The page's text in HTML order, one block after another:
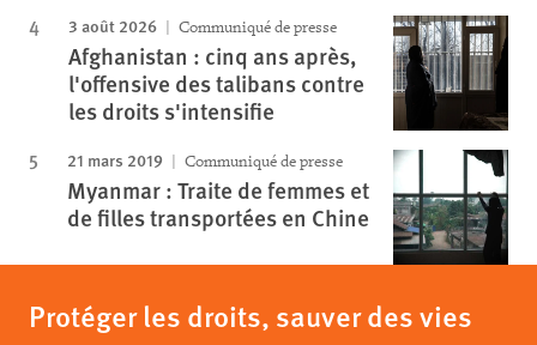
3 août 2026 Communiqué de presse
Afghanistan : cinq ans après,
l'offensive des talibans contre
les droits s'intensifie
21 mars 2019 Communiqué de presse
Myanmar : Traite de femmes et
de filles transportées en Chine
Protéger les droits, sauver des vies